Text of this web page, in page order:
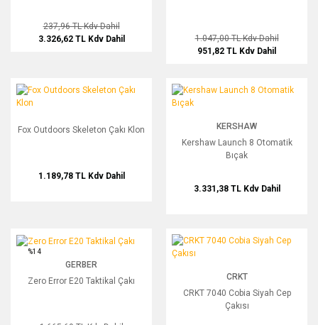
237,96 TLKdv Dahil
3.326,62 TL Kdv Dahil 1.047,00 TLKdv Dahil
951,82 TL Kdv Dahil
Fox Outdoors Skeleton Çakı Klon
Fox Outdoors Skeleton Çakı Klon
1.189,78 TL Kdv Dahil
Kershaw Launch 8 Otomatik Bıçak
KERSHAW
Kershaw Launch 8 Otomatik
Bıçak
3.331,38 TL Kdv Dahil
Zero Error E20 Taktikal Çakı
%14
GERBER
Zero Error E20 Taktikal Çakı
CRKT 7040 Cobia Siyah Cep Çakısı
CRKT
CRKT 7040 Cobia Siyah Cep
Çakısı